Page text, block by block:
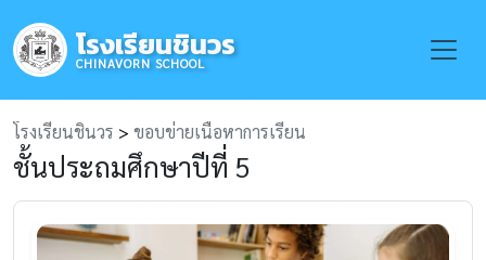
โรงเรียนชินวร
CHINAVORN SCHOOL
โรงเรียนชินวร > ขอบข่ายเนื้อหาการเรียน
ชั้นประถมศึกษาปีที่ 5